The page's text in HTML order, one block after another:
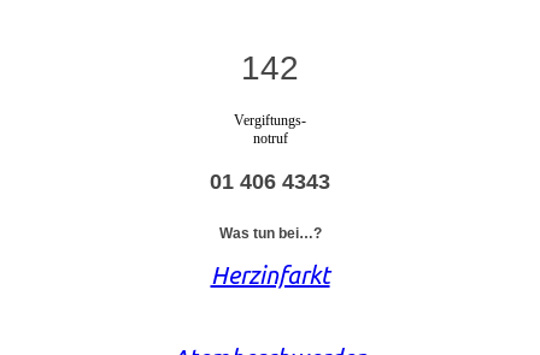
142
Vergiftungs-
notruf
01 406 4343
Was tun bei…?
Herzinfarkt